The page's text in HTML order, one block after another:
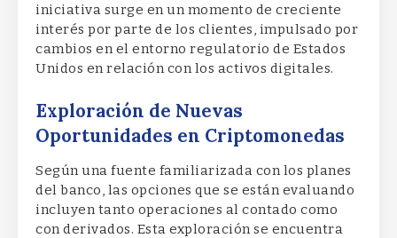
iniciativa surge en un momento de creciente
interés por parte de los clientes, impulsado por
cambios en el entorno regulatorio de Estados
Unidos en relación con los activos digitales.
Exploración de Nuevas
Oportunidades en Criptomonedas
Según una fuente familiarizada con los planes
del banco, las opciones que se están evaluando
incluyen tanto operaciones al contado como
con derivados. Esta exploración se encuentra